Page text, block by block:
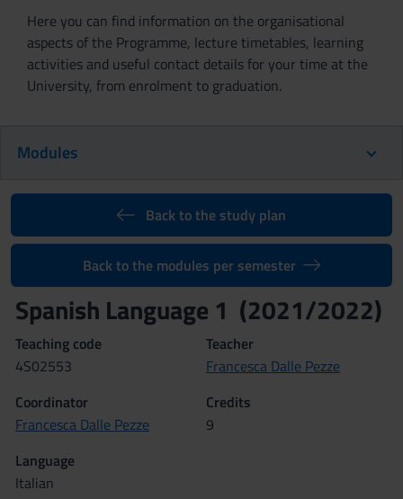
Here you can find information on the organisational
aspects of the Programme, lecture timetables, learning
activities and useful contact details for your time at the
University, from enrolment to graduation.
Modules
Back to the study plan
Back to the modules per semester
Spanish Language 1 (2021/2022)
Teaching code
4S02553
Teacher
Francesca Dalle Pezze
Coordinator
Francesca Dalle Pezze
Credits
9
Language
Italian